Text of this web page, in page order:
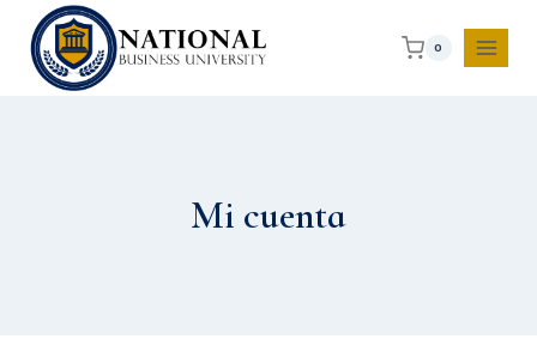
0
Mi cuenta